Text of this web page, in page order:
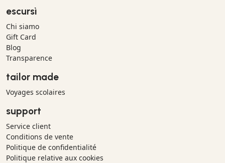
escursì
Chi siamo
Gift Card
Blog
Transparence
tailor made
Voyages scolaires
support
Service client
Conditions de vente
Politique de confidentialité
Politique relative aux cookies